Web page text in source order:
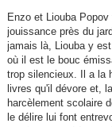
Enzo et Liouba
jouissance près du
jamais là, Liouba y
où il est le bouc
trop silencieux. Il a la
livres qu'il dévore et,
harcèlement scolaire
le délire lui font